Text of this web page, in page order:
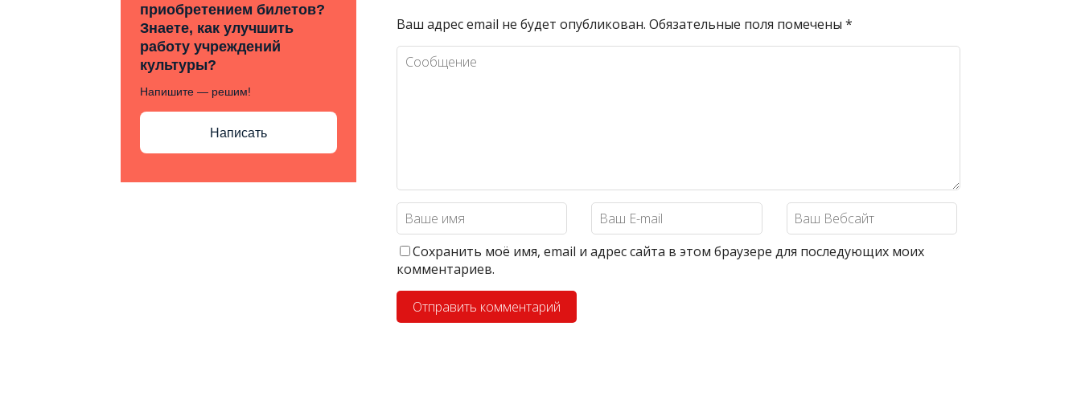
Ваш адрес email не будет опубликован. Обязательные поля помечены*
Сохранить моё имя, email и адрес сайта в этом браузере для последующих моих
комментариев.
приобретением билетов?
Знаете, как улучшить
работу учреждений
культуры?
Напишите — решим!
Написать